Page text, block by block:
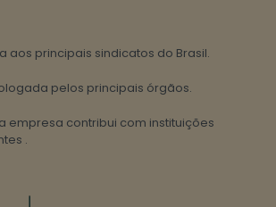
aos principais sindicatos do Brasil.
pelos principais órgãos.
empresa contribui com instituições
.